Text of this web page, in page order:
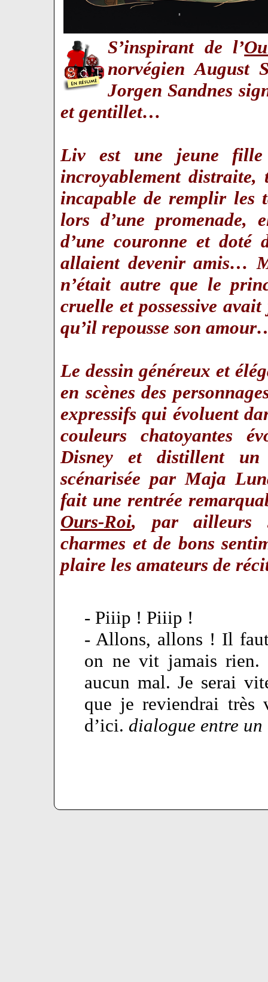
S’inspirant de l’
norvégien August
Jorgen Sandnes
et gentillet…
Liv est une jeune fille
incroyablement
incapable de remplir les
lors d’une
d’une couronne et
allaient devenir amis…
n’était autre que le
cruelle et possessive
qu’il repousse son
Le dessin généreux et
en scènes des
expressifs qui évoluent
couleurs chatoyantes
Disney et distillent un
scénarisée par Maja
fait une rentrée
Ours-Roi, par ailleurs
charmes et de bons
plaire les amateurs de
- Piiip ! Piiip !
- Allons, allons ! Il
on ne vit jamais rien.
aucun mal. Je serai
que je reviendrai
d’ici. dialogue entre